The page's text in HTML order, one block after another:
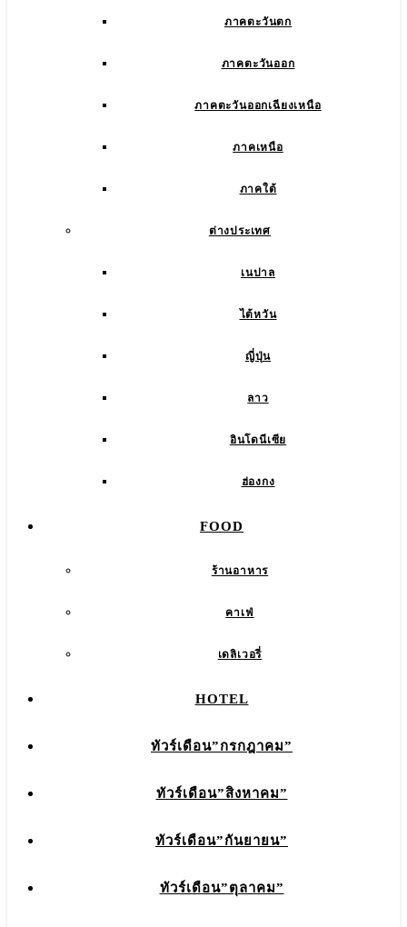
ภาคตะวันตก
ภาคตะวันออก
ภาคตะวันออกเฉียงเหนือ
ภาคเหนือ
ภาคใต้
ต่างประเทศ
เนปาล
ไต้หวัน
ญี่ปุ่น
ลาว
อินโดนีเซีย
ฮ่องกง
FOOD
ร้านอาหาร
คาเฟ่
เดลิเวอรี่
HOTEL
ทัวร์เดือน”กรกฎาคม”
ทัวร์เดือน”สิงหาคม”
ทัวร์เดือน”กันยายน”
ทัวร์เดือน”ตุลาคม”